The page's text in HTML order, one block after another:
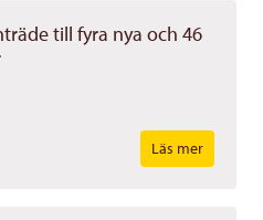
till fyra nya och 46
Läs mer